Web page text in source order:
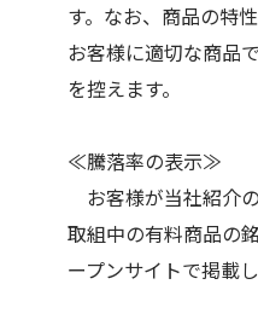
す。なお、商品の特
お客様に適切な商品
を控えます。
≪騰落率の表示≫
お客様が当社紹介
取組中の有料商品の
ープンサイトで掲載し